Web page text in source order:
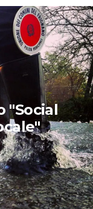
"Social